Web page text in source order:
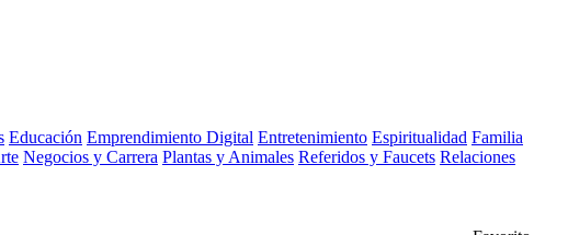
Educación Emprendimiento Digital Entretenimiento Espiritualidad Familia
Negocios y Carrera Plantas y Animales Referidos y Faucets Relaciones